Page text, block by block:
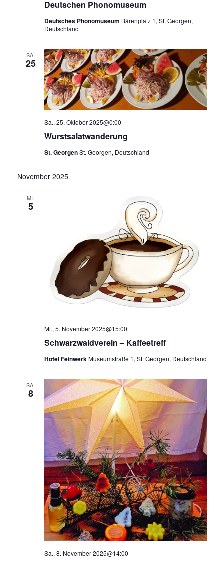
Deutschen Phonomuseum
Deutsches Phonomuseum Bärenplatz 1, St. Georgen,
Deutschland
SA.
25
Wurstsalatwanderung
Sa., 25. Oktober 2025@0:00
St. GeorgenSt. Georgen, Deutschland
November 2025
MI.
5
Schwarzwaldverein – Kaffeetreff
Mi., 5. November 2025@15:00
Hotel FeinwerkMuseumstraße 1, St. Georgen, Deutschland
SA.
8
Sa., 8. November 2025@14:00